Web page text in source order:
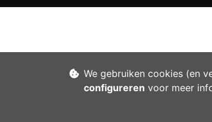
We gebruiken cookies (en
configureren voor meer